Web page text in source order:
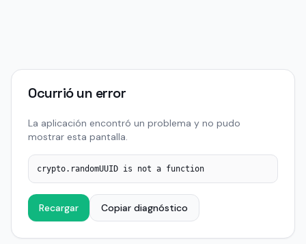
Ocurrió un error
La aplicación encontró un problema y no pudo
mostrar esta pantalla.
crypto.randomUUID is not a function
Recargar Copiar diagnóstico